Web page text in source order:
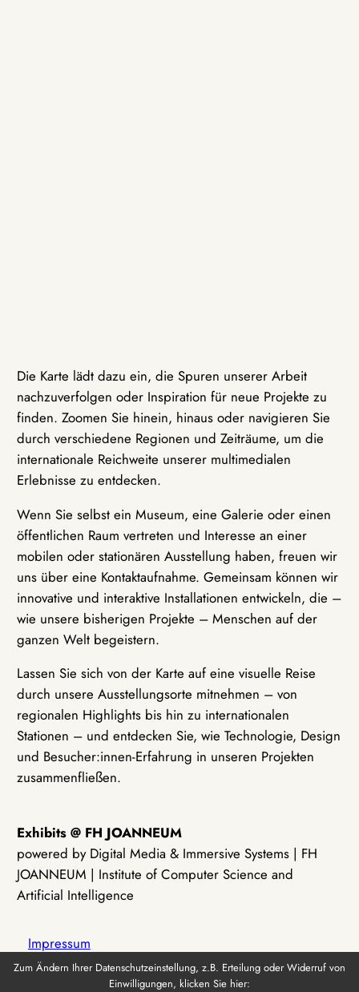
Die Karte lädt dazu ein, die Spuren unserer Arbeit
nachzuverfolgen oder Inspiration für neue Projekte zu
finden. Zoomen Sie hinein, hinaus oder navigieren Sie
durch verschiedene Regionen und Zeiträume, um die
internationale Reichweite unserer multimedialen
Erlebnisse zu entdecken.
Wenn Sie selbst ein Museum, eine Galerie oder einen
öffentlichen Raum vertreten und Interesse an einer
mobilen oder stationären Ausstellung haben, freuen wir
uns über eine Kontaktaufnahme. Gemeinsam können wir
innovative und interaktive Installationen entwickeln, die –
wie unsere bisherigen Projekte – Menschen auf der
ganzen Welt begeistern.
Lassen Sie sich von der Karte auf eine visuelle Reise
durch unsere Ausstellungsorte mitnehmen – von
regionalen Highlights bis hin zu internationalen
Stationen – und entdecken Sie, wie Technologie, Design
und Besucher:innen-Erfahrung in unseren Projekten
zusammenfließen.
Exhibits @ FH JOANNEUM
powered by Digital Media & Immersive Systems | FH
JOANNEUM | Institute of Computer Science and
Artificial Intelligence
Impressum
Zum Ändern Ihrer Datenschutzeinstellung, z.B. Erteilung oder Widerruf von
Einwilligungen, klicken Sie hier: